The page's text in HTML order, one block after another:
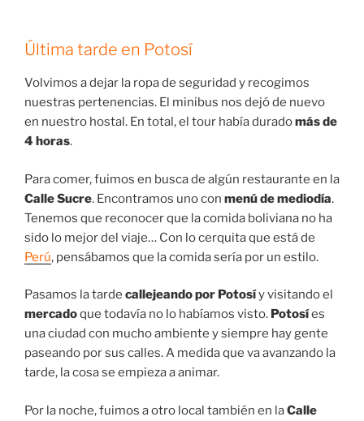
Última tarde en Potosí
Volvimos a dejar la ropa de seguridad y recogimos
nuestras pertenencias. El minibus nos dejó de nuevo
en nuestro hostal. En total, el tour había duradomás de
4 horas.
Para comer, fuimos en busca de algún restaurante en la
Calle Sucre. Encontramos uno con menú de mediodía.
Tenemos que reconocer que la comida boliviana no ha
sido lo mejor del viaje… Con lo cerquita que está de
Perú, pensábamos que la comida sería por un estilo.
Pasamos la tarde callejeando por Potosíy visitando el
mercadoque todavía no lo habíamos visto. Potosíes
una ciudad con mucho ambiente y siempre hay gente
paseando por sus calles. A medida que va avanzando la
tarde, la cosa se empieza a animar.
Por la noche, fuimos a otro local también en laCalle